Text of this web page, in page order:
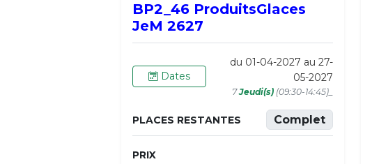
BP2_46 ProduitsGlaces
JeM 2627
Dates
du 01-04-2027 au 27-
05-2027
7Jeudi(s) (09:30-14:45)_
PLACES RESTANTES Complet
PRIX